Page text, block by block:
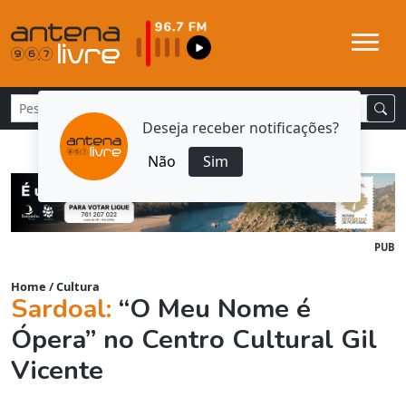
Deseja receber notificações?
Não
Sim
PUB
Home /Cultura
Sardoal: “O Meu Nome é
Ópera” no Centro Cultural Gil
Vicente